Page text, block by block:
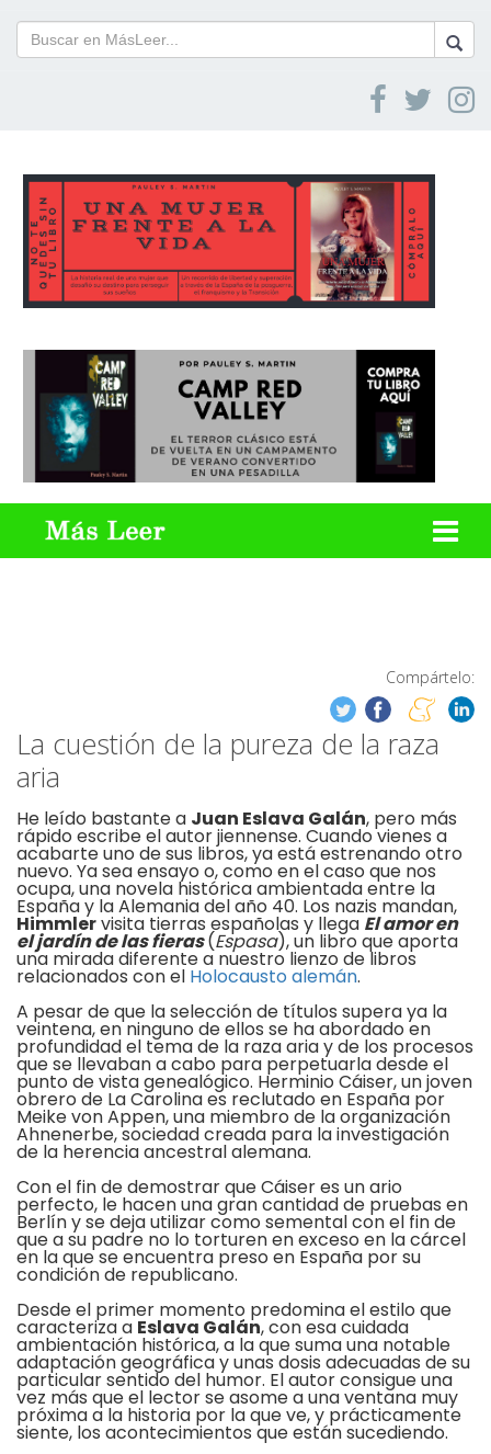
Compártelo:
La cuestión de la pureza de la raza
aria
He leído bastante a Juan Eslava Galán, pero más
rápido escribe el autor jiennense. Cuando vienes a
acabarte uno de sus libros, ya está estrenando otro
nuevo. Ya sea ensayo o, como en el caso que nos
ocupa, una novela histórica ambientada entre la
España y la Alemania del año 40. Los nazis mandan,
Himmlervisita tierras españolas y llega El amor en
el jardín de las fieras(Espasa), un libro que aporta
una mirada diferente a nuestro lienzo de libros
relacionados con el Holocausto alemán.
A pesar de que la selección de títulos supera ya la
veintena, en ninguno de ellos se ha abordado en
profundidad el tema de la raza aria y de los procesos
que se llevaban a cabo para perpetuarla desde el
punto de vista genealógico. Herminio Cáiser, un joven
obrero de La Carolina es reclutado en España por
Meike von Appen, una miembro de la organización
Ahnenerbe, sociedad creada para la investigación
de la herencia ancestral alemana.
Con el fin de demostrar que Cáiser es un ario
perfecto, le hacen una gran cantidad de pruebas en
Berlín y se deja utilizar como semental con el fin de
que a su padre no lo torturen en exceso en la cárcel
en la que se encuentra preso en España por su
condición de republicano.
Desde el primer momento predomina el estilo que
caracteriza a Eslava Galán, con esa cuidada
ambientación histórica, a la que suma una notable
adaptación geográfica y unas dosis adecuadas de su
particular sentido del humor. El autor consigue una
vez más que el lector se asome a una ventana muy
próxima a la historia por la que ve, y prácticamente
siente, los acontecimientos que están sucediendo.